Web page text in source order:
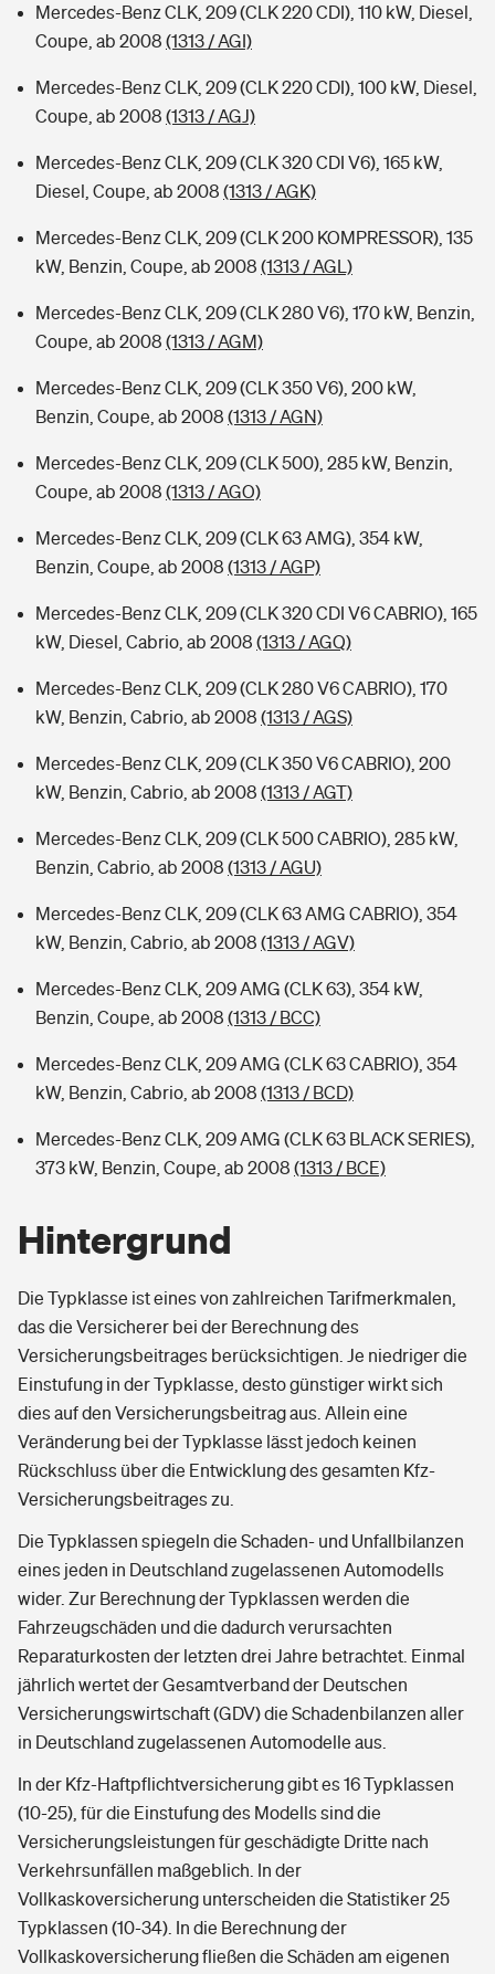
Mercedes-Benz CLK, 209 (CLK 220 CDI), 110 kW, Diesel,
Coupe, ab 2008 (1313 / AGI)
Mercedes-Benz CLK, 209 (CLK 220 CDI), 100 kW, Diesel,
Coupe, ab 2008 (1313 / AGJ)
Mercedes-Benz CLK, 209 (CLK 320 CDI V6), 165 kW,
Diesel, Coupe, ab 2008 (1313 / AGK)
Mercedes-Benz CLK, 209 (CLK 200 KOMPRESSOR), 135
kW, Benzin, Coupe, ab 2008 (1313 / AGL)
Mercedes-Benz CLK, 209 (CLK 280 V6), 170 kW, Benzin,
Coupe, ab 2008 (1313 / AGM)
Mercedes-Benz CLK, 209 (CLK 350 V6), 200 kW,
Benzin, Coupe, ab 2008 (1313 / AGN)
Mercedes-Benz CLK, 209 (CLK 500), 285 kW, Benzin,
Coupe, ab 2008 (1313 / AGO)
Mercedes-Benz CLK, 209 (CLK 63 AMG), 354 kW,
Benzin, Coupe, ab 2008 (1313 / AGP)
Mercedes-Benz CLK, 209 (CLK 320 CDI V6 CABRIO), 165
kW, Diesel, Cabrio, ab 2008 (1313 / AGQ)
Mercedes-Benz CLK, 209 (CLK 280 V6 CABRIO), 170
kW, Benzin, Cabrio, ab 2008 (1313 / AGS)
Mercedes-Benz CLK, 209 (CLK 350 V6 CABRIO), 200
kW, Benzin, Cabrio, ab 2008 (1313 / AGT)
Mercedes-Benz CLK, 209 (CLK 500 CABRIO), 285 kW,
Benzin, Cabrio, ab 2008 (1313 / AGU)
Mercedes-Benz CLK, 209 (CLK 63 AMG CABRIO), 354
kW, Benzin, Cabrio, ab 2008 (1313 / AGV)
Mercedes-Benz CLK, 209 AMG (CLK 63), 354 kW,
Benzin, Coupe, ab 2008 (1313 / BCC)
Mercedes-Benz CLK, 209 AMG (CLK 63 CABRIO), 354
kW, Benzin, Cabrio, ab 2008 (1313 / BCD)
Mercedes-Benz CLK, 209 AMG (CLK 63 BLACK SERIES),
373 kW, Benzin, Coupe, ab 2008 (1313 / BCE)
Hintergrund
Die Typklasse ist eines von zahlreichen Tarifmerkmalen,
das die Versicherer bei der Berechnung des
Versicherungsbeitrages berücksichtigen. Je niedriger die
Einstufung in der Typklasse, desto günstiger wirkt sich
dies auf den Versicherungsbeitrag aus. Allein eine
Veränderung bei der Typklasse lässt jedoch keinen
Rückschluss über die Entwicklung des gesamten Kfz-
Versicherungsbeitrages zu.
Die Typklassen spiegeln die Schaden- und Unfallbilanzen
eines jeden in Deutschland zugelassenen Automodells
wider. Zur Berechnung der Typklassen werden die
Fahrzeugschäden und die dadurch verursachten
Reparaturkosten der letzten drei Jahre betrachtet. Einmal
jährlich wertet der Gesamtverband der Deutschen
Versicherungswirtschaft (GDV) die Schadenbilanzen aller
in Deutschland zugelassenen Automodelle aus.
In der Kfz-Haftpflichtversicherung gibt es 16 Typklassen
(10-25), für die Einstufung des Modells sind die
Versicherungsleistungen für geschädigte Dritte nach
Verkehrsunfällen maßgeblich. In der
Vollkaskoversicherung unterscheiden die Statistiker 25
Typklassen (10-34). In die Berechnung der
Vollkaskoversicherung fließen die Schäden am eigenen